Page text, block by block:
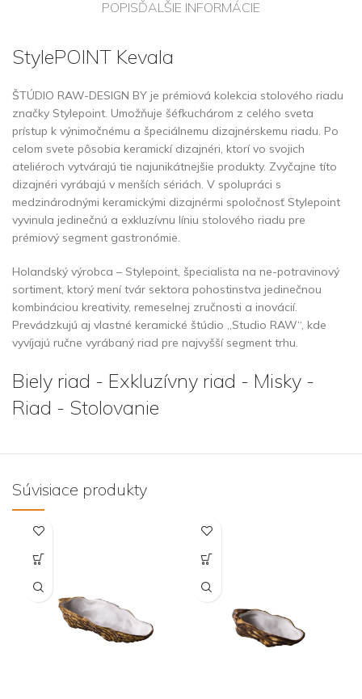
POPISĎALŠIE INFORMÁCIE
StylePOINT Kevala
ŠTÚDIO RAW-DESIGN BY je prémiová kolekcia stolového riadu
značky Stylepoint. Umožňuje šéfkuchárom z celého sveta
prístup k výnimočnému a špeciálnemu dizajnérskemu riadu. Po
celom svete pôsobia keramickí dizajnéri, ktorí vo svojich
ateliéroch vytvárajú tie najunikátnejšie produkty. Zvyčajne títo
dizajnéri vyrábajú v menších sériách. V spolupráci s
medzinárodnými keramickými dizajnérmi spoločnosť Stylepoint
vyvinula jedinečnú a exkluzívnu líniu stolového riadu pre
prémiový segment gastronómie.
Holandský výrobca – Stylepoint, špecialista na ne-potravinový
sortiment, ktorý mení tvár sektora pohostinstva jedinečnou
kombináciou kreativity, remeselnej zručnosti a inovácií.
Prevádzkujú aj vlastné keramické štúdio „Studio RAW“, kde
vyvíjajú ručne vyrábaný riad pre najvyšší segment trhu.
Biely riad - Exkluzívny riad - Misky -
Riad - Stolovanie
Súvisiace produkty